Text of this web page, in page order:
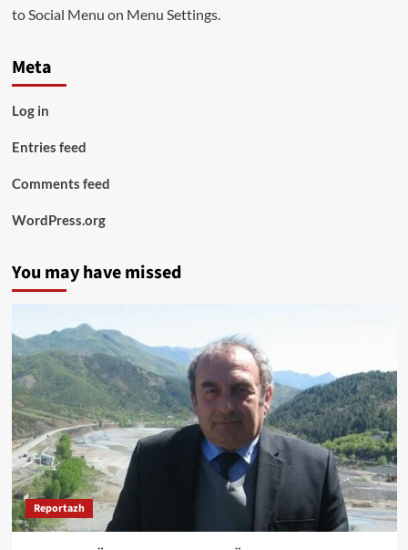
to Social Menu on Menu Settings.
Meta
Log in
Entries feed
Comments feed
WordPress.org
You may have missed
Reportazh